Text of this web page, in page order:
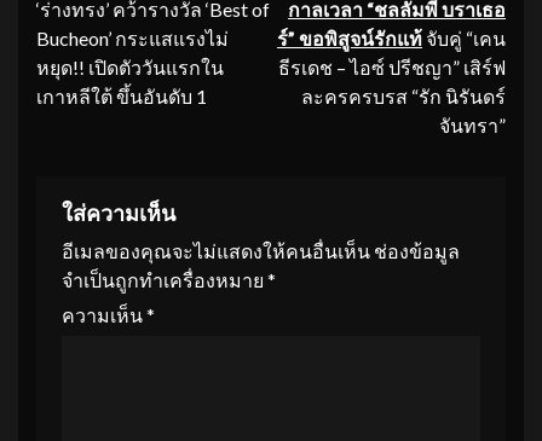
‘ร่างทรง’ คว้ารางวัล ‘Best of
Bucheon’ กระแสแรงไม่
หยุด!! เปิดตัววันแรกใน
เกาหลีใต้ ขึ้นอันดับ 1
กาลเวลา “ชลลัมพี บราเธอ
ร์” ขอพิสูจน์รักแท้ จับคู่ “เคน
ธีรเดช – ไอซ์ ปรีชญา” เสิร์ฟ
ละครครบรส “รัก นิรันดร์
จันทรา”
ใส่ความเห็น
อีเมลของคุณจะไม่แสดงให้คนอื่นเห็น ช่องข้อมูล
จำเป็นถูกทำเครื่องหมาย *
ความเห็น*